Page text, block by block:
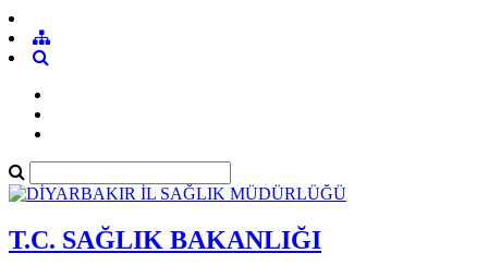
T.C. SAĞLIK BAKANLIĞI